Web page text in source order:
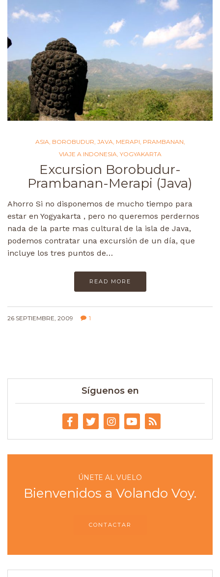
ASIA BOROBUDUR JAVA MERAPI PRAMBANAN
VIAJE A INDONESIA YOGYAKARTA
Excursion Borobudur-
Prambanan-Merapi (Java)
Ahorro Si no disponemos de mucho tiempo para
estar en Yogyakarta , pero no queremos perdernos
nada de la parte mas cultural de la isla de Java,
podemos contratar una excursión de un día, que
incluye los tres puntos de…
READ MORE
26 SEPTIEMBRE, 2009 1
Síguenos en
ÚNETE AL VUELO
Bienvenidos a Volando Voy.
CONTACTAR